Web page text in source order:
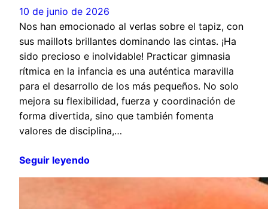
10 de junio de 2026
Nos han emocionado al verlas sobre el tapiz, con
sus maillots brillantes dominando las cintas. ¡Ha
sido precioso e inolvidable! Practicar gimnasia
rítmica en la infancia es una auténtica maravilla
para el desarrollo de los más pequeños. No solo
mejora su flexibilidad, fuerza y coordinación de
forma divertida, sino que también fomenta
valores de disciplina,…
Seguir leyendo